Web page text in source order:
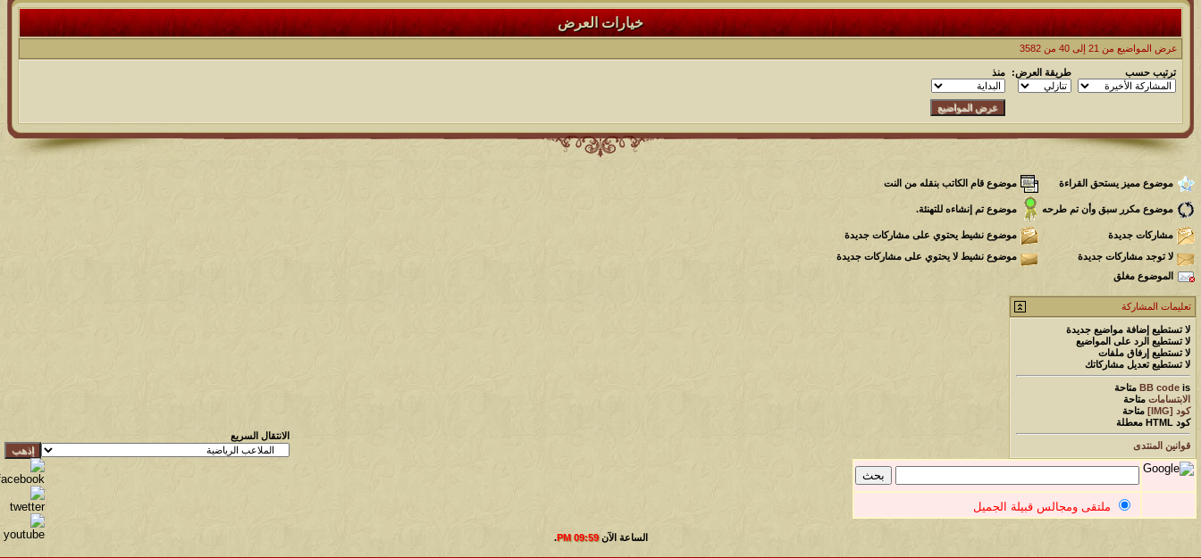
خيارات العرض
عرض المواضيع من 21 إلى 40 من 3582
ترتيب حسب طريقة العرض: منذ
موضوع مميز يستحق القراءة موضوع قام الكاتب بنقله من النت
موضوع مكرر سبق وأن تم طرحه موضوع تم إنشاءه للتهنئة.
مشاركات جديدة
موضوع نشيط يحتوي على مشاركات جديدة
لا توجد مشاركات جديدة
موضوع نشيط لا يحتوي على مشاركات جديدة
الموضوع مغلق
تعليمات المشاركة
لا تستطيع إضافة مواضيع جديدة
لا تستطيع الرد على المواضيع
لا تستطيع إرفاق ملفات
لا تستطيع تعديل مشاركاتك
BB code is
متاحة
الابتسامات متاحة
كود [IMG]
متاحة
كود HTML
معطلة
قوانين المنتدى
الانتقال السريع
ملتقى ومجالس قبيلة الجميل
الساعة الآن09:59 PM
.